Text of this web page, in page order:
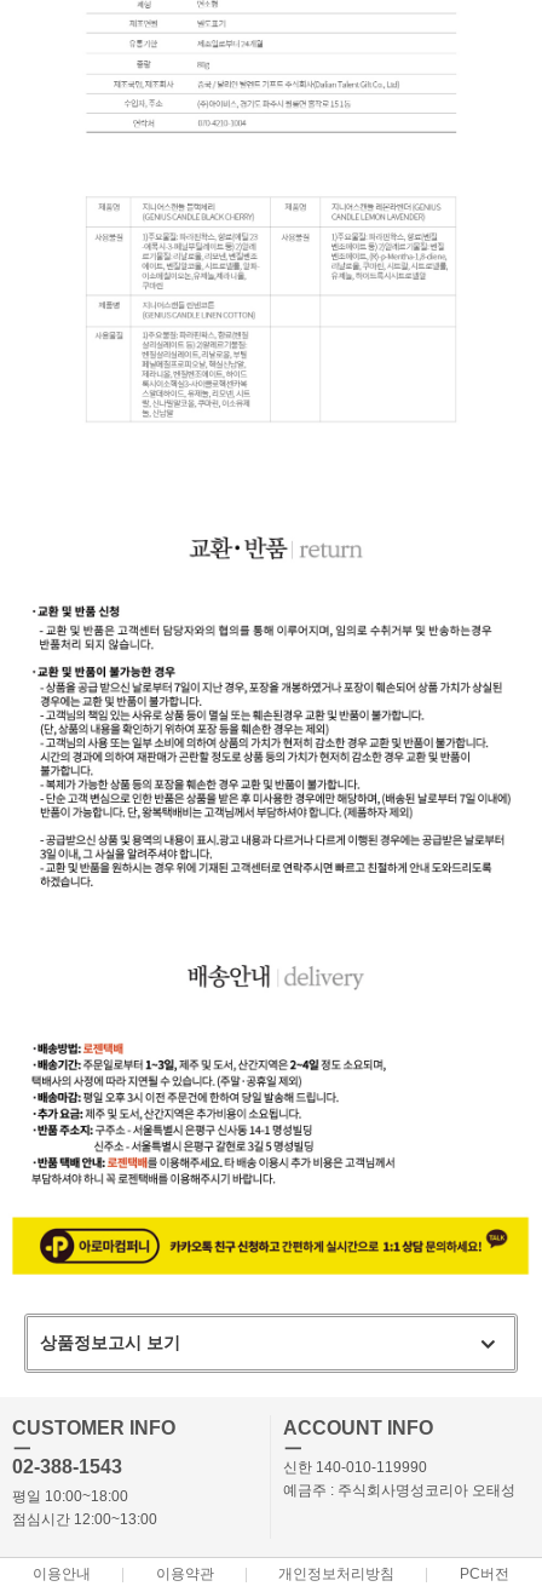
상품정보고시 보기
CUSTOMER INFO
ㅡ
02-388-1543
평일 10:00~18:00
점심시간 12:00~13:00
ACCOUNT INFO
ㅡ
신한 140-010-119990
예금주 : 주식회사명성코리아 오태성
이용안내 이용약관 개인정보처리방침 PC버전